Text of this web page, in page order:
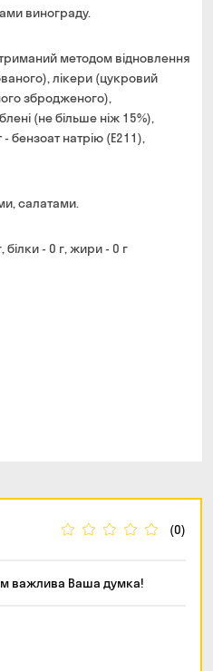
винограду.
методом відновлення
лікери (цукровий
збродженого),
(не більше ніж 15%),
бензоат натрію (Е211),
салатами.
білки - 0 г, жири - 0 г
(0)
важлива Ваша думка!